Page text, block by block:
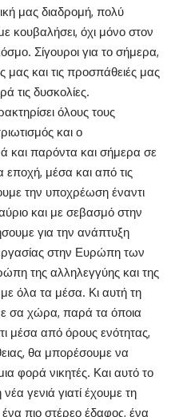
μας διαδρομή, πολύ
κουβαλήσει, όχι μόνο στον
Σίγουροι για το σήμερα,
μας και τις προσπάθειές μας
τις δυσκολίες.
όλους τους
και ο
και παρόντα και σήμερα σε
εποχή, μέσα και από τις
την υποχρέωση έναντι
και με σεβασμό στην
για την ανάπτυξη
στην Ευρώπη των
της αλληλεγγύης και της
όλα τα μέσα. Κι αυτή τη
σα χώρα, παρά τα όποια
μέσα από όρους ενότητας,
θα μπορέσουμε να
φορά νικητές. Και αυτό το
γενιά γιατί έχουμε τη
πιο στέρεο έδαφος, ένα